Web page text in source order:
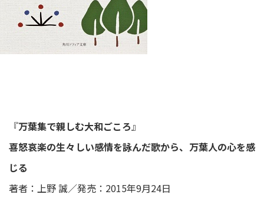
『万葉集で親しむ大和ごころ』
喜怒哀楽の生々しい感情を詠んだ歌から、万葉人の心を感
じる
著者：上野 誠／発売：2015年9月24日